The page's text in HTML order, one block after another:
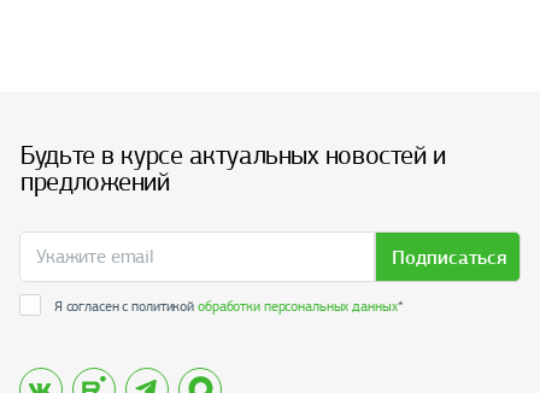
Будьте в курсе актуальных новостей и
предложений
Подписаться
Я согласен с политикойобработки персональных данных*